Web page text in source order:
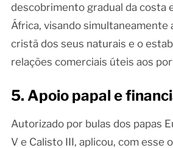
descobrimento gradual da costa
África, visando simultaneamente
cristã dos seus naturais e o
relações comerciais úteis aos
5. Apoio papal e
Autorizado por bulas dos papas
V e Calisto III, aplicou, com esse